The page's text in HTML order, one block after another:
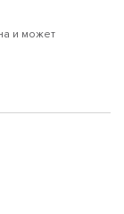
и может